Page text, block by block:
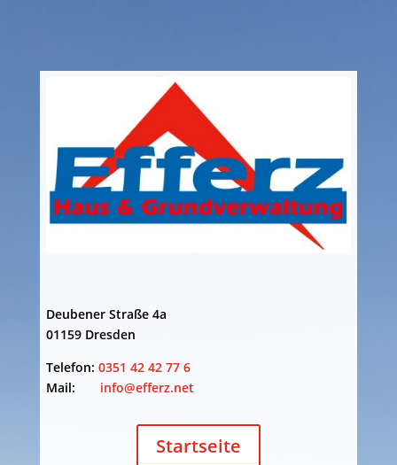
Deubener Straße 4a
01159 Dresden
Telefon: 0351 42 42 77 6
Mail: info@efferz.net
Startseite